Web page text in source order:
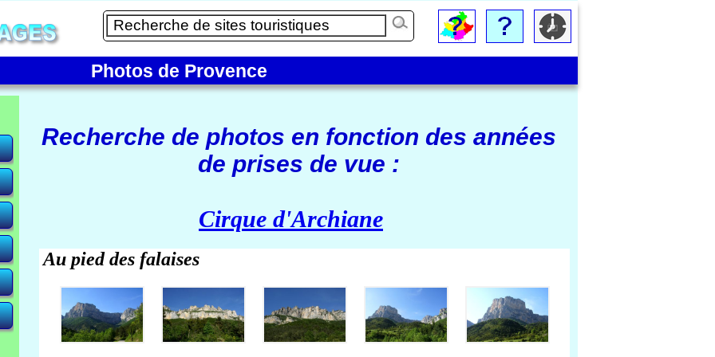
Photos de Provence
Recherche de photos en fonction des années
de prises de vue :
Cirque d'Archiane
Au pied des falaises